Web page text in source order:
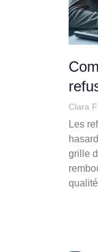
Clara
Les
grille